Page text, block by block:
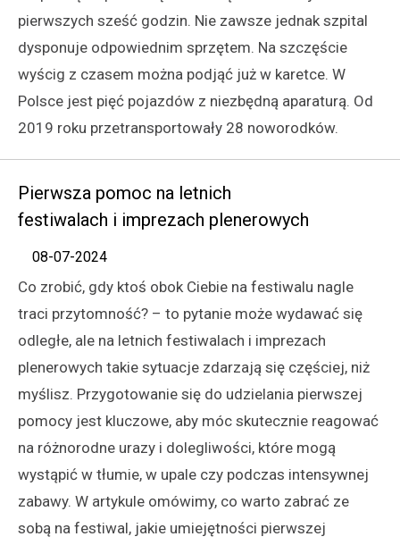
pierwszych sześć godzin. Nie zawsze jednak szpital
dysponuje odpowiednim sprzętem. Na szczęście
wyścig z czasem można podjąć już w karetce. W
Polsce jest pięć pojazdów z niezbędną aparaturą. Od
2019 roku przetransportowały 28 noworodków.
Pierwsza pomoc na letnich
festiwalach i imprezach plenerowych
08-07-2024
Co zrobić, gdy ktoś obok Ciebie na festiwalu nagle
traci przytomność? – to pytanie może wydawać się
odległe, ale na letnich festiwalach i imprezach
plenerowych takie sytuacje zdarzają się częściej, niż
myślisz. Przygotowanie się do udzielania pierwszej
pomocy jest kluczowe, aby móc skutecznie reagować
na różnorodne urazy i dolegliwości, które mogą
wystąpić w tłumie, w upale czy podczas intensywnej
zabawy. W artykule omówimy, co warto zabrać ze
sobą na festiwal, jakie umiejętności pierwszej